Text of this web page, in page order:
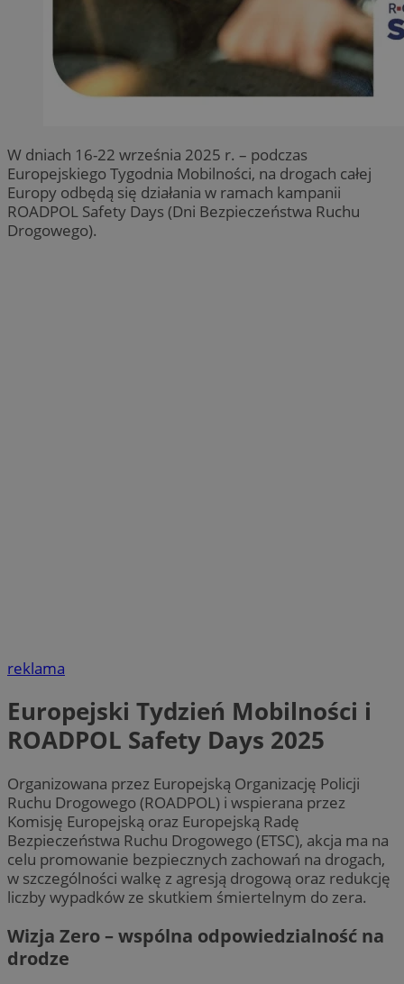
W dniach 16-22 września 2025 r. – podczas
Europejskiego Tygodnia Mobilności, na drogach całej
Europy odbędą się działania w ramach kampanii
ROADPOL Safety Days (Dni Bezpieczeństwa Ruchu
Drogowego).
reklama
Europejski Tydzień Mobilności i
ROADPOL Safety Days 2025
Organizowana przez Europejską Organizację Policji
Ruchu Drogowego (ROADPOL) i wspierana przez
Komisję Europejską oraz Europejską Radę
Bezpieczeństwa Ruchu Drogowego (ETSC), akcja ma na
celu promowanie bezpiecznych zachowań na drogach,
w szczególności walkę z agresją drogową oraz redukcję
liczby wypadków ze skutkiem śmiertelnym do zera.
Wizja Zero – wspólna odpowiedzialność na
drodze